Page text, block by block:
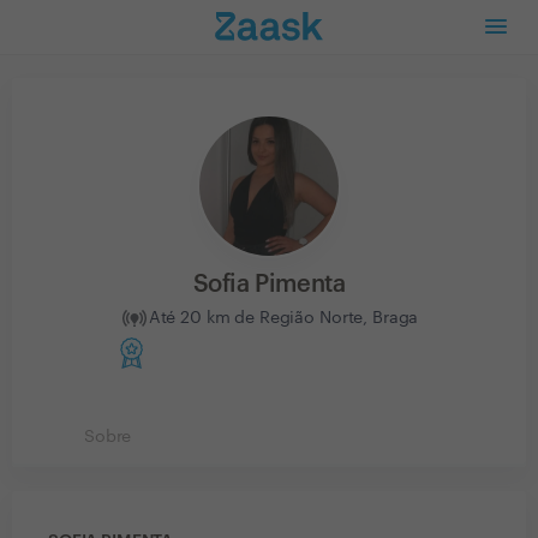
Sofia Pimenta
Até 20 km de Região Norte, Braga
Sobre